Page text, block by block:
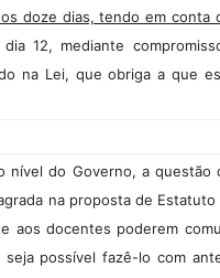
doze dias, tendo em conta
12, mediante
na Lei, que obriga a que
nível do Governo, a
na proposta de Estatuto
aos docentes poderem
possível fazê-lo com